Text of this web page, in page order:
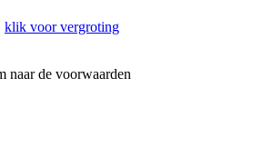
klik voor vergroting
naar de voorwaarden